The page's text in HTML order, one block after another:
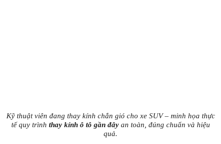
Kỹ thuật viên đang thay kính chắn gió cho xe SUV – minh họa thực
tế quy trình thay kính ô tô gần đâyan toàn, đúng chuẩn và hiệu
quả.